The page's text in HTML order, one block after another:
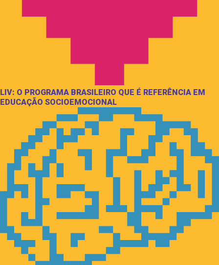
LIV: O PROGRAMA BRASILEIRO QUE É REFERÊNCIA EM
EDUCAÇÃO SOCIOEMOCIONAL